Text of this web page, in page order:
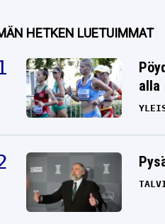
HETKEN LUETUIMMAT
alla